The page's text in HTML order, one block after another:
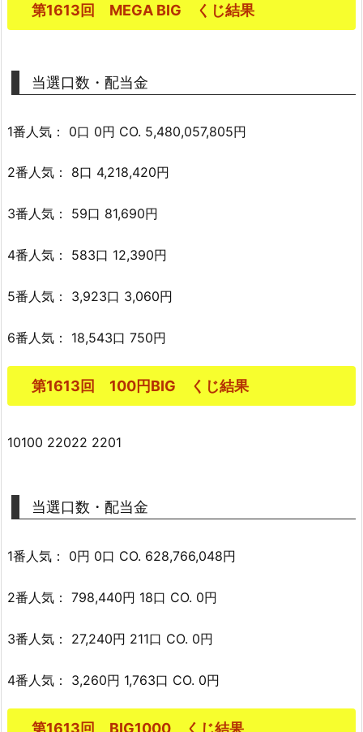
第1613回 MEGA BIG くじ結果
当選口数・配当金
1番人気： 0口 0円 CO. 5,480,057,805円
2番人気： 8口 4,218,420円
3番人気： 59口 81,690円
4番人気： 583口 12,390円
5番人気： 3,923口 3,060円
6番人気： 18,543口 750円
第1613回 100円BIG くじ結果
10100 22022 2201
当選口数・配当金
1番人気： 0円 0口 CO. 628,766,048円
2番人気： 798,440円 18口 CO. 0円
3番人気： 27,240円 211口 CO. 0円
4番人気： 3,260円 1,763口 CO. 0円